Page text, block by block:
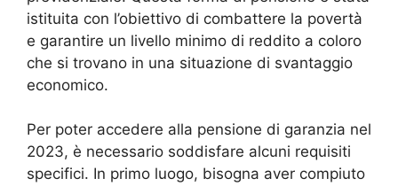
istituita con l’obiettivo di combattere la povertà
e garantire un livello minimo di reddito a coloro
che si trovano in una situazione di svantaggio
economico.
Per poter accedere alla pensione di garanzia nel
2023, è necessario soddisfare alcuni requisiti
specifici. In primo luogo, bisogna aver compiuto